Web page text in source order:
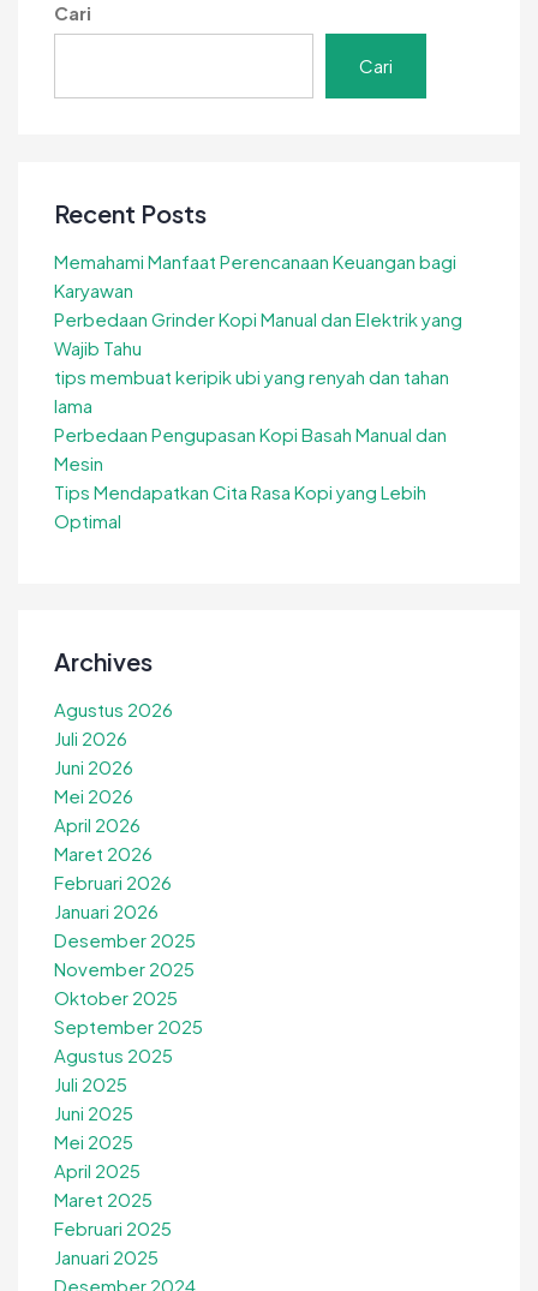
agar
Jual
Cari
Cari
Recent Posts
Memahami Manfaat Perencanaan Keuangan bagi
Karyawan
Perbedaan Grinder Kopi Manual dan Elektrik yang
Wajib Tahu
tips membuat keripik ubi yang renyah dan tahan
lama
Perbedaan Pengupasan Kopi Basah Manual dan
Mesin
Tips Mendapatkan Cita Rasa Kopi yang Lebih
Optimal
Archives
Agustus 2026
Juli 2026
Juni 2026
Mei 2026
April 2026
Maret 2026
Februari 2026
Januari 2026
Desember 2025
November 2025
Oktober 2025
September 2025
Agustus 2025
Juli 2025
Juni 2025
Mei 2025
April 2025
Maret 2025
Februari 2025
Januari 2025
Desember 2024